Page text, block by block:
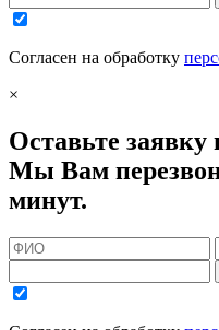
Согласен на обработку
×
Оставьте заявку
Мы Вам
минут.